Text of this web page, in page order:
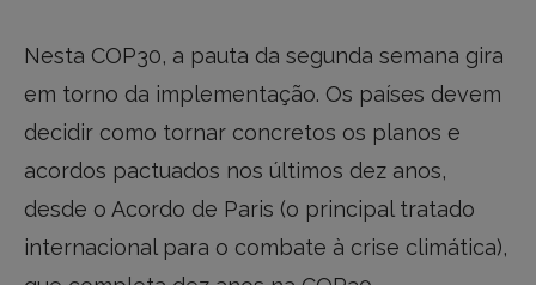
Nesta COP30, a pauta da segunda semana gira
em torno da implementação. Os países devem
decidir como tornar concretos os planos e
acordos pactuados nos últimos dez anos,
desde o Acordo de Paris (o principal tratado
internacional para o combate à crise climática),